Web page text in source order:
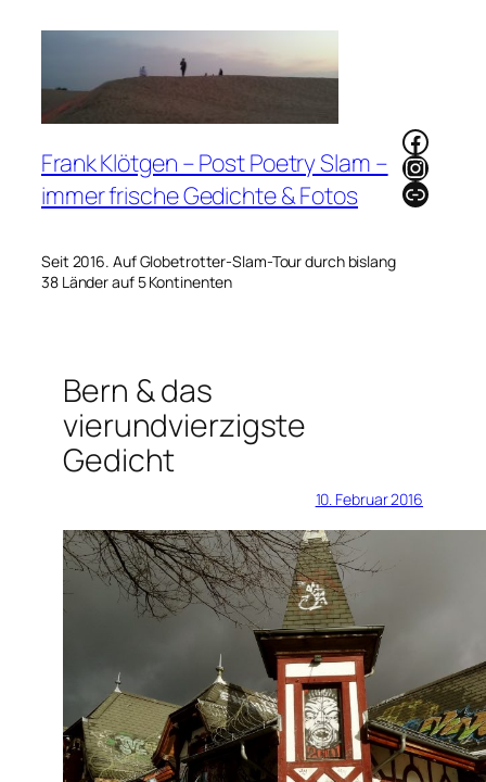
Frank Klötgen – Post Poetry Slam –
immer frische Gedichte & Fotos
Seit 2016. Auf Globetrotter-Slam-Tour durch bislang
38 Länder auf 5 Kontinenten
Link
Bern & das
vierundvierzigste
Gedicht
10. Februar 2016